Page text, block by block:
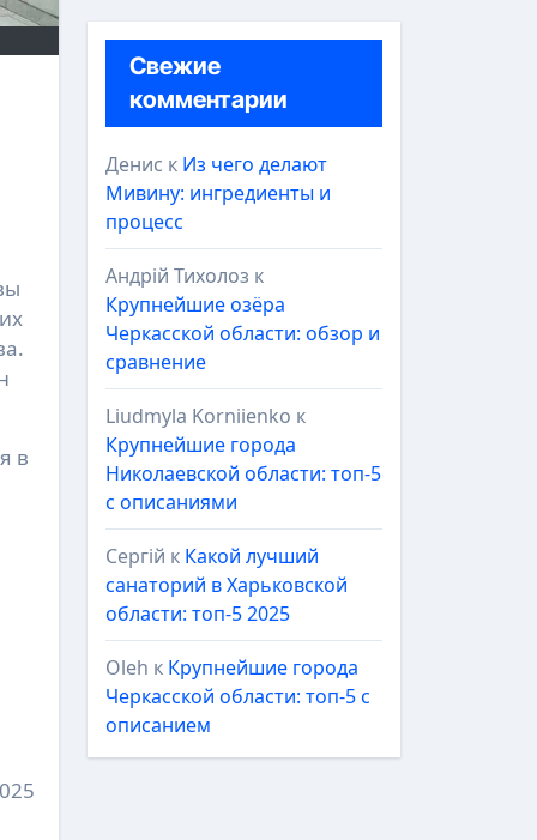
в
Свежие
комментарии
Денис к Из чего делают
Мивину: ингредиенты и
процесс
Андрій Тихолоз к
Крупнейшие озёра
Черкасской области: обзор и
сравнение
Liudmyla Korniienko к
Крупнейшие города
Николаевской области: топ-5
с описаниями
Сергій к Какой лучший
санаторий в Харьковской
области: топ-5 2025
Oleh к Крупнейшие города
Черкасской области: топ-5 с
описанием